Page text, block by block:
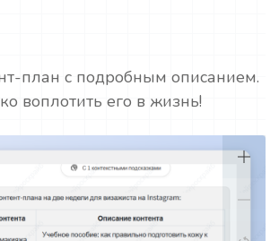
план с подробным описанием.
воплотить его в жизнь!